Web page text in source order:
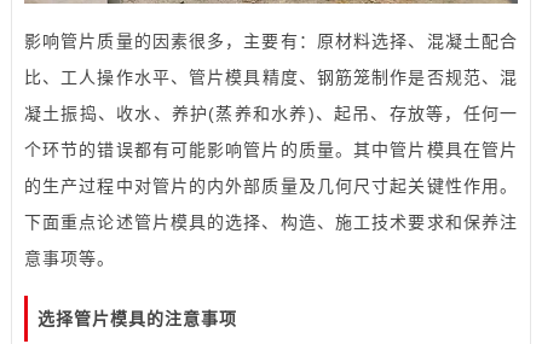
影响管片质量的因素很多，主要有：原材料选择、混凝土配合
比、工人操作水平、管片模具精度、钢筋笼制作是否规范、混
凝土振捣、收水、养护(蒸养和水养)、起吊、存放等，任何一
个环节的错误都有可能影响管片的质量。其中管片模具在管片
的生产过程中对管片的内外部质量及几何尺寸起关键性作用。
下面重点论述管片模具的选择、构造、施工技术要求和保养注
意事项等。
选择管片模具的注意事项